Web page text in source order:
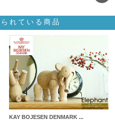
れている商品
KAY BOJESEN DENMARK ...